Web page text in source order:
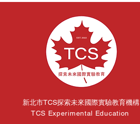
新北市TCS探索未來國際實驗教育機構
TCS Experimental Education